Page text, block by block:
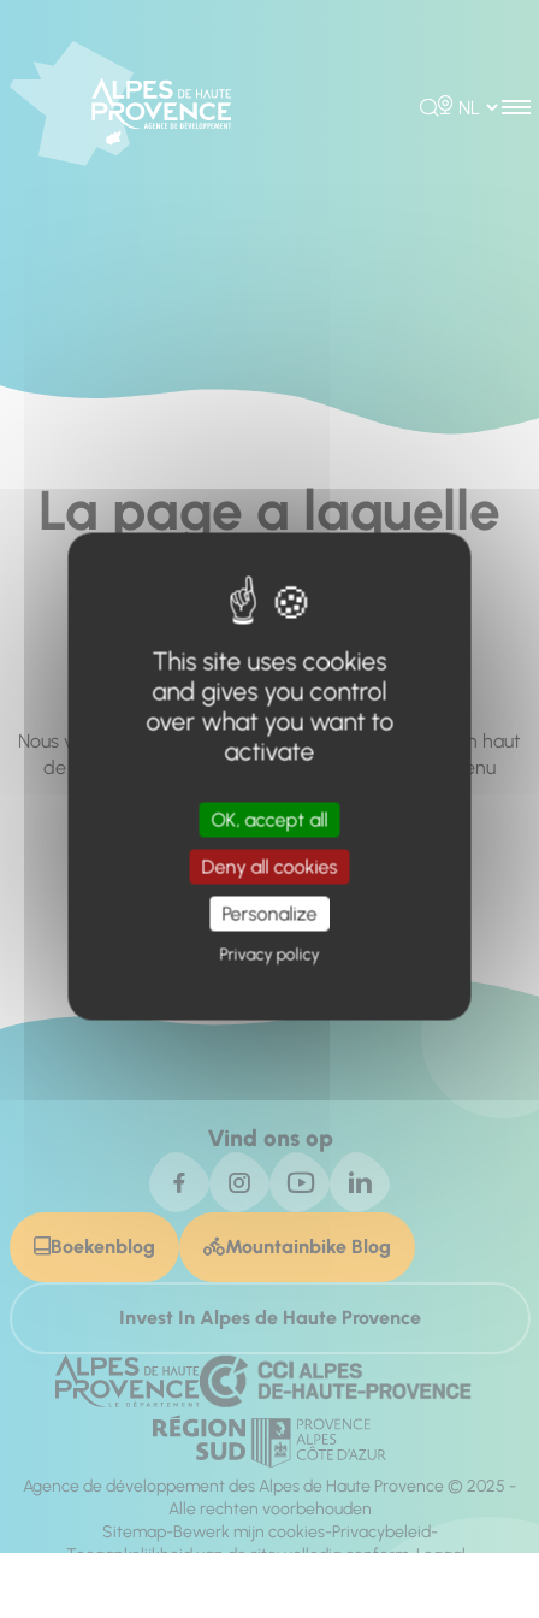
Rechercher
Choisir la
La page a laquelle
vous cherchez à
accéder n'existe
pas... ou plus.
Nous vous invitons à utiliser le moteur de recherche en haut
de page, ou à utiliser le menu pour trouver le contenu
Retour à l'accueil
Vind ons op
Boekenblog Mountainbike Blog
Invest In Alpes de Haute Provence
Agence de développement des Alpes de Haute Provence © 2025 -
Alle rechten voorbehouden
Sitemap Bewerk mijn cookies Privacybeleid
Toegankelijkheid van de site: volledig conform Legaal
This site uses cookies
and gives you control
over what you want to
activate
OK, accept all
Deny all cookies
Personalize
Privacy policy